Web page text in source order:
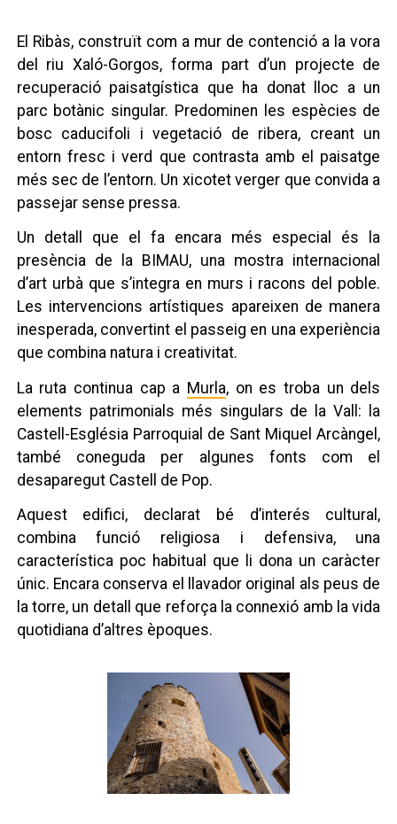
El Ribàs, construït com a mur de contenció a la vora
del riu Xaló-Gorgos, forma part d’un projecte de
recuperació paisatgística que ha donat lloc a un
parc botànic singular. Predominen les espècies de
bosc caducifoli i vegetació de ribera, creant un
entorn fresc i verd que contrasta amb el paisatge
més sec de l’entorn. Un xicotet verger que convida a
passejar sense pressa.
Un detall que el fa encara més especial és la
presència de la BIMAU, una mostra internacional
d’art urbà que s’integra en murs i racons del poble.
Les intervencions artístiques apareixen de manera
inesperada, convertint el passeig en una experiència
que combina natura i creativitat.
La ruta continua cap a Murla, on es troba un dels
elements patrimonials més singulars de la Vall: la
Castell-Església Parroquial de Sant Miquel Arcàngel,
també coneguda per algunes fonts com el
desaparegut Castell de Pop.
Aquest edifici, declarat bé d’interés cultural,
combina funció religiosa i defensiva, una
característica poc habitual que li dona un caràcter
únic. Encara conserva el llavador original als peus de
la torre, un detall que reforça la connexió amb la vida
quotidiana d’altres èpoques.